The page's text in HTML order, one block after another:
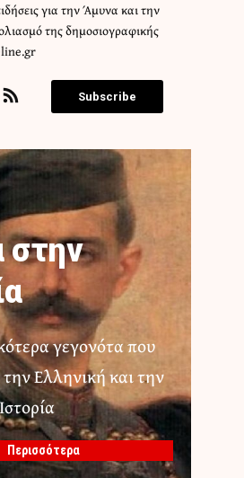
για την Άμυνα και την
της δημοσιογραφικής
Subscribe
στην
γεγονότα που
Ελληνική και την
Περισσότερα